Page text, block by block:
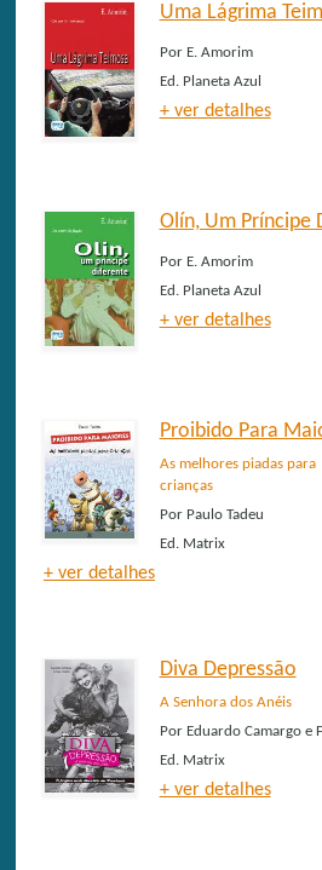
Uma Lágrima
PorE. Amorim
Ed.Planeta Azul
+ ver detalhes
Olín, Um Príncipe
PorE. Amorim
Ed.Planeta Azul
+ ver detalhes
Proibido Para
As melhores piadas para
crianças
PorPaulo Tadeu
Ed.Matrix
+ ver detalhes
Diva Depressão
A Senhora dos Anéis
PorEduardo Camargo e
Ed.Matrix
+ ver detalhes